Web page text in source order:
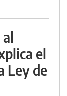
el
Ley de